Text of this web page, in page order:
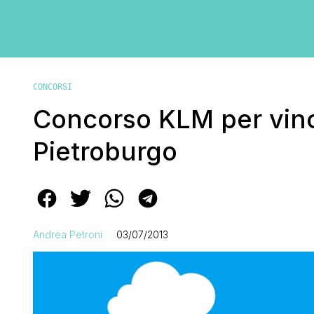
CONCORSI
Concorso KLM per
Pietroburgo
Andrea Petroni 03/07/2013